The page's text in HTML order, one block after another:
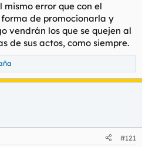
error que con el
de promocionarla y
vendrán los que se quejen al
de sus actos, como siempre.
#121